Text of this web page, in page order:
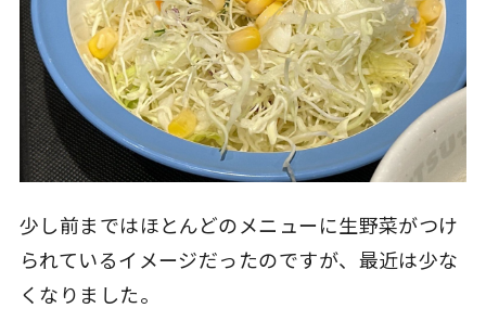
少し前まではほとんどのメニューに生野菜がつけ
られているイメージだったのですが、最近は少な
くなりました。